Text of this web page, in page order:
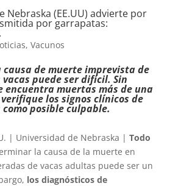
Nebraska (EE.UU) advierte por
por garrapatas:
, Vacunos
de muerte imprevista de
puede ser difícil. Sin
encuentra muertas más de una
los signos clínicos de
posible culpable.
| Universidad de Nebraska | Todo
la causa de la muerte en
de vacas adultas puede ser un
los diagnósticos de